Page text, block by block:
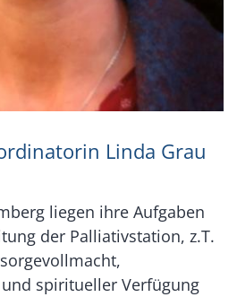
Linda Grau
liegen ihre Aufgaben
der Palliativstation, z.T.
spiritueller Verfügung